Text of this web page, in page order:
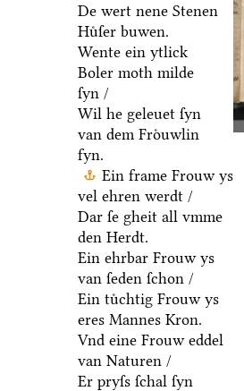
De wert nene Stenen
Huͤſer buwen.
Wente ein ytlick
Boler moth milde
ſyn /
Wil he geleuet ſyn
van dem Froͤuwlin
fyn.
Ein frame Frouw ys
vel ehren werdt /
Dar ſe gheit all vmme
den Herdt.
Ein ehrbar Frouw ys
van ſeden ſchon /
Ein tuͤchtig Frouw ys
eres Mannes Kron.
Vnd eine Frouw eddel
van Naturen /
Er pryſs ſchal ſyn